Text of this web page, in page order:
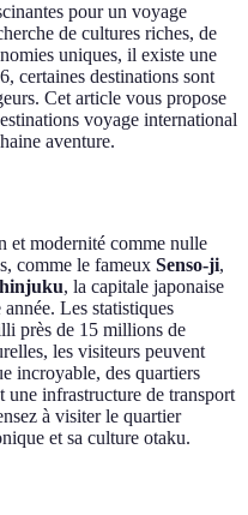
pour un voyage
de cultures riches, de
uniques, il existe une
certaines destinations sont
Cet article vous propose
voyage international
aventure.
et modernité comme nulle
comme le fameux Senso-ji,
, la capitale japonaise
Les statistiques
près de 15 millions de
les visiteurs peuvent
incroyable, des quartiers
une infrastructure de transport
à visiter le quartier
et sa culture otaku.